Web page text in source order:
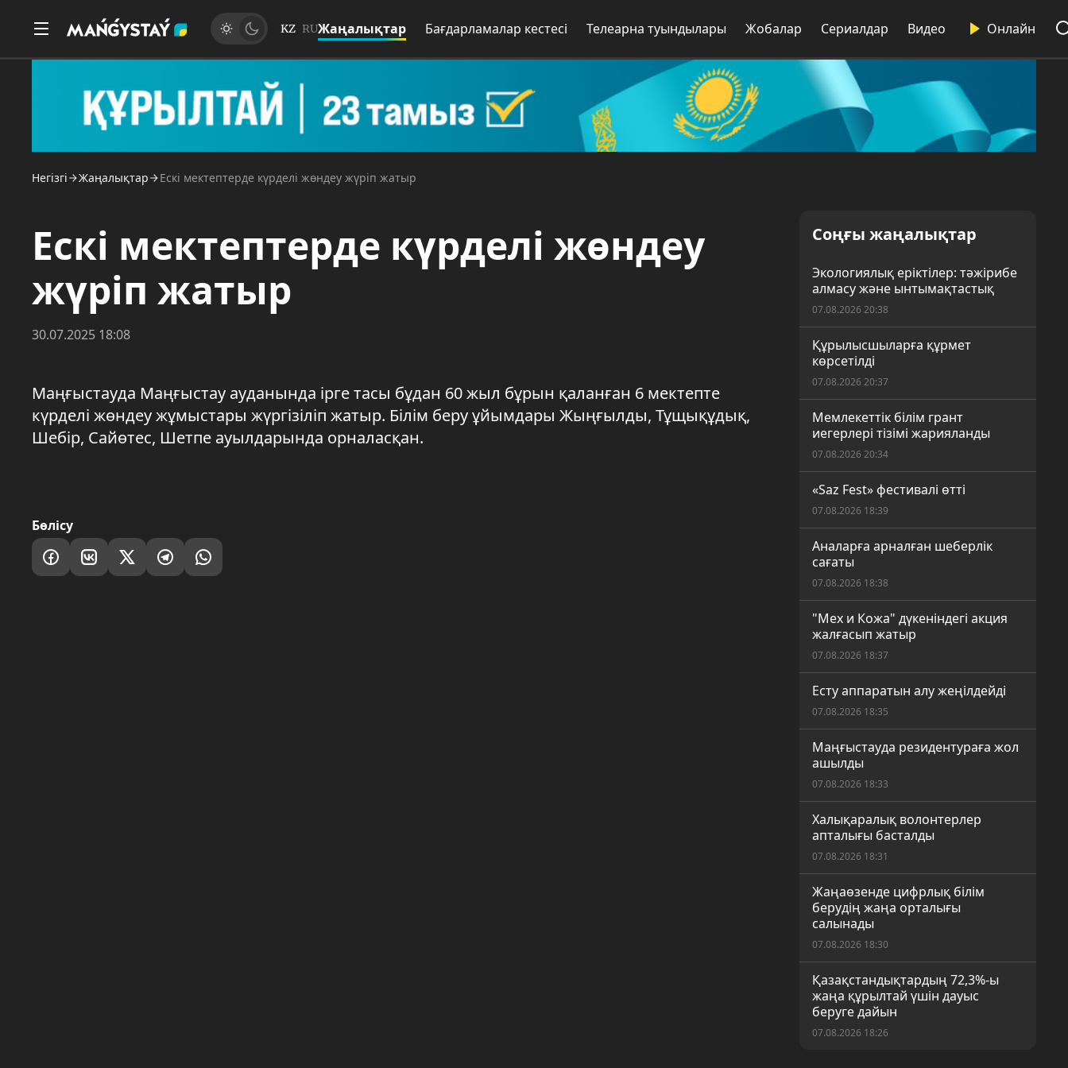
KZ RUЖаңалықтар Бағдарламалар кестесі Телеарна туындылары Жобалар Сериалдар Видео Онлайн
Негізгі Жаңалықтар Ескі мектептерде күрделі жөндеу жүріп жатыр
Ескі мектептерде күрделі жөндеу
жүріп жатыр
30.07.2025 18:08
Маңғыстауда Маңғыстау ауданында ірге тасы бұдан 60 жыл бұрын қаланған 6 мектепте
күрделі жөндеу жұмыстары жүргізіліп жатыр. Білім беру ұйымдары Жыңғылды, Тұщықұдық,
Шебір, Сайөтес, Шетпе ауылдарында орналасқан.
Бөлісу
Соңғы жаңалықтар
Экологиялық еріктілер: тәжірибе
алмасу және ынтымақтастық
07.08.2026 20:38
Құрылысшыларға құрмет
көрсетілді
07.08.2026 20:37
Мемлекеттік білім грант
иегерлері тізімі жарияланды
07.08.2026 20:34
«Saz Fest» фестивалі өтті
07.08.2026 18:39
Аналарға арналған шеберлік
сағаты
07.08.2026 18:38
"Мех и Кожа" дүкеніндегі акция
жалғасып жатыр
07.08.2026 18:37
Есту аппаратын алу жеңілдейді
07.08.2026 18:35
Маңғыстауда резидентураға жол
ашылды
07.08.2026 18:33
Халықаралық волонтерлер
апталығы басталды
07.08.2026 18:31
Жаңаөзенде цифрлық білім
берудің жаңа орталығы
салынады
07.08.2026 18:30
Қазақстандықтардың 72,3%-ы
жаңа құрылтай үшін дауыс
беруге дайын
07.08.2026 18:26